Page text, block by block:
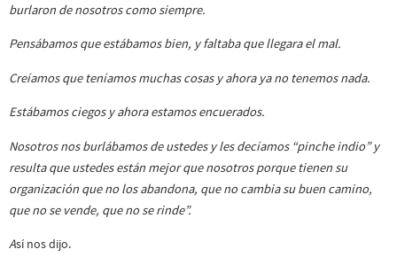
burlaron de nosotros como siempre.
Pensábamos que estábamos bien, y faltaba que llegara el mal.
Creíamos que teníamos muchas cosas y ahora ya no tenemos nada.
Estábamos ciegos y ahora estamos encuerados.
Nosotros nos burlábamos de ustedes y les decíamos “pinche indio” y
resulta que ustedes están mejor que nosotros porque tienen su
organización que no los abandona, que no cambia su buen camino,
que no se vende, que no se rinde”.
Así nos dijo.